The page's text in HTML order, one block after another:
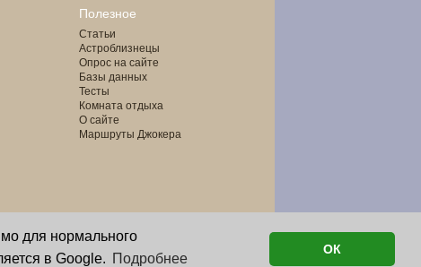
для нормального
в Google. Подробнее
ОК
Полезное
Статьи
Астроблизнецы
Опрос на сайте
Базы данных
Тесты
Комната отдыха
О сайте
Маршруты Джокера